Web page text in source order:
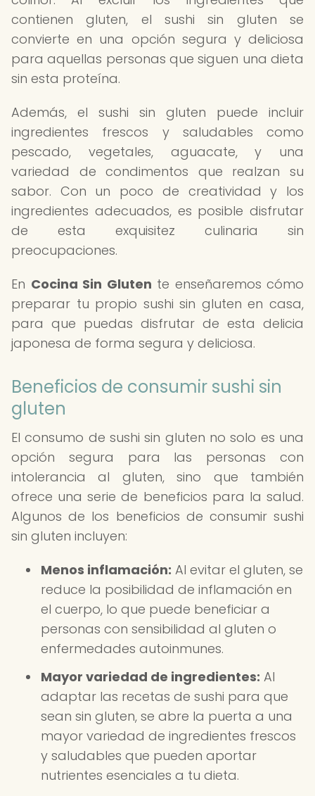
contienen gluten, el sushi sin gluten se
convierte en una opción segura y deliciosa
para aquellas personas que siguen una dieta
sin esta proteína.
Además, el sushi sin gluten puede incluir
ingredientes frescos y saludables como
pescado, vegetales, aguacate, y una
variedad de condimentos que realzan su
sabor. Con un poco de creatividad y los
ingredientes adecuados, es posible disfrutar
de esta exquisitez culinaria sin
preocupaciones.
En Cocina Sin Gluten te enseñaremos cómo
preparar tu propio sushi sin gluten en casa,
para que puedas disfrutar de esta delicia
japonesa de forma segura y deliciosa.
Beneficios de consumir sushi sin
gluten
El consumo de sushi sin gluten no solo es una
opción segura para las personas con
intolerancia al gluten, sino que también
ofrece una serie de beneficios para la salud.
Algunos de los beneficios de consumir sushi
sin gluten incluyen:
Menos inflamación: Al evitar el gluten, se
reduce la posibilidad de inflamación en
el cuerpo, lo que puede beneficiar a
personas con sensibilidad al gluten o
enfermedades autoinmunes.
Mayor variedad de ingredientes: Al
adaptar las recetas de sushi para que
sean sin gluten, se abre la puerta a una
mayor variedad de ingredientes frescos
y saludables que pueden aportar
nutrientes esenciales a tu dieta.